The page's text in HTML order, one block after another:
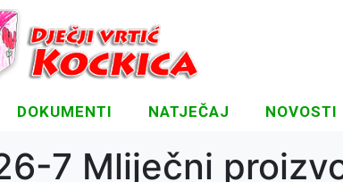
DOKUMENTI NATJEČAJ NOVOSTI
7 Mliječni